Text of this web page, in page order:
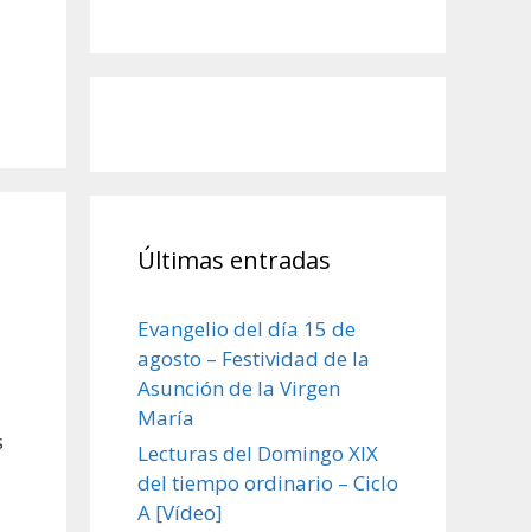
Últimas entradas
Evangelio del día 15 de
agosto – Festividad de la
Asunción de la Virgen
María
Lecturas del Domingo XIX
del tiempo ordinario – Ciclo
A [Vídeo]